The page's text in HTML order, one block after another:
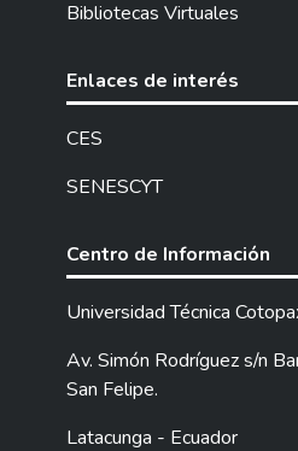
Bibliotecas Virtuales
Enlaces de interés
CES
SENESCYT
Centro de Información
Universidad Técnica
Av. Simón Rodríguez s/n
San Felipe.
Latacunga - Ecuador